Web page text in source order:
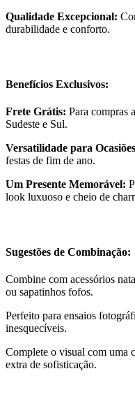
Qualidade Excepcional:
durabilidade e conforto.
Benefícios Exclusivos:
Frete Grátis: Para compras
Sudeste e Sul.
Versatilidade para
festas de fim de ano.
Um Presente Memorável:
look luxuoso e cheio de
Sugestões de Combinação:
Combine com acessórios
ou sapatinhos fofos.
Perfeito para ensaios
inesquecíveis.
Complete o visual com uma
extra de sofisticação.